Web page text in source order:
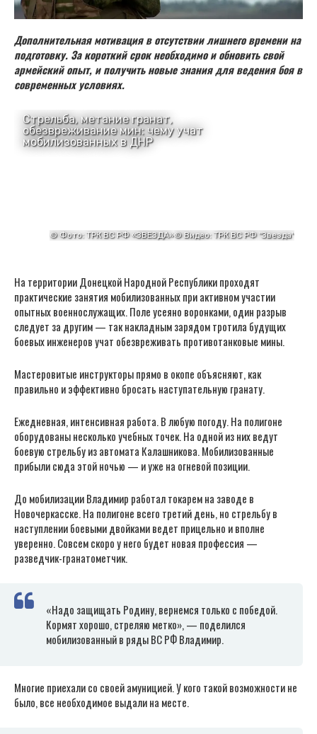
Дополнительная мотивация в отсутствии лишнего времени на
подготовку. За короткий срок необходимо и обновить свой
армейский опыт, и получить новые знания для ведения боя в
современных условиях.
На территории Донецкой Народной Республики проходят
практические занятия мобилизованных при активном участии
опытных военнослужащих. Поле усеяно воронками, один разрыв
следует за другим — так накладным зарядом тротила будущих
боевых инженеров учат обезвреживать противотанковые мины.
Мастеровитые инструкторы прямо в окопе объясняют, как
правильно и эффективно бросать наступательную гранату.
Ежедневная, интенсивная работа. В любую погоду. На полигоне
оборудованы несколько учебных точек. На одной из них ведут
боевую стрельбу из автомата Калашникова. Мобилизованные
прибыли сюда этой ночью — и уже на огневой позиции.
До мобилизации Владимир работал токарем на заводе в
Новочеркасске. На полигоне всего третий день, но стрельбу в
наступлении боевыми двойками ведет прицельно и вполне
уверенно. Совсем скоро у него будет новая профессия —
разведчик-гранатометчик.
«Надо защищать Родину, вернемся только с победой.
Кормят хорошо, стреляю метко», — поделился
мобилизованный в ряды ВС РФ Владимир.
Многие приехали со своей амуницией. У кого такой возможности не
было, все необходимое выдали на месте.